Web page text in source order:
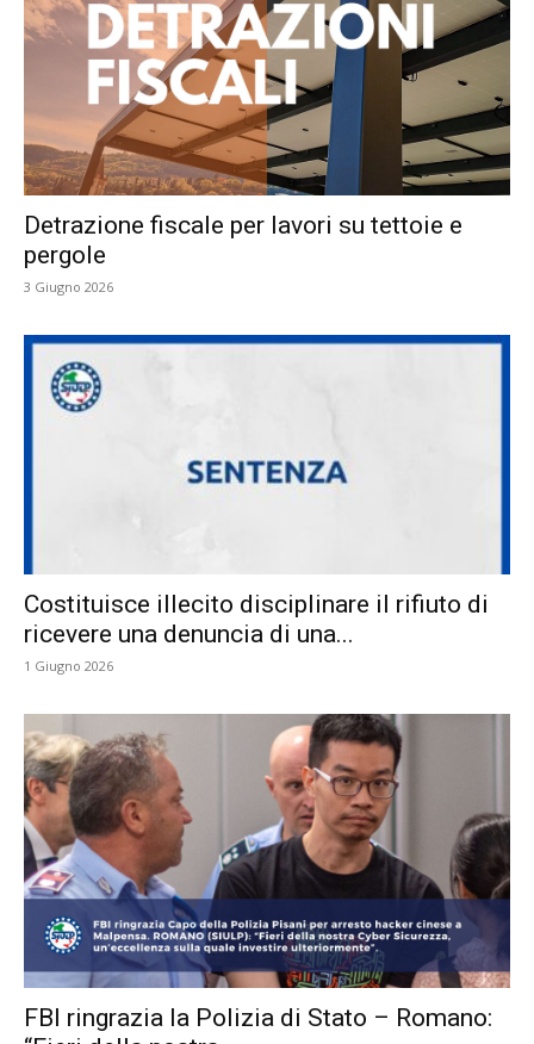
Detrazione fiscale per lavori su tettoie e
pergole
3 Giugno 2026
Costituisce illecito disciplinare il rifiuto di
ricevere una denuncia di una...
1 Giugno 2026
FBI ringrazia la Polizia di Stato – Romano: